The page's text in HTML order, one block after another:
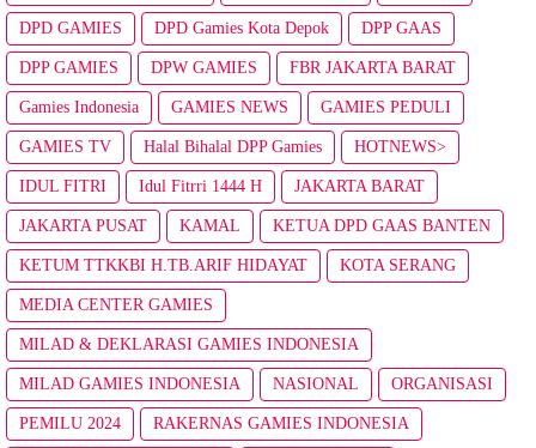
DPD GAMIES DPD Gamies Kota Depok DPP GAAS
DPP GAMIES DPW GAMIES FBR JAKARTA BARAT
Gamies Indonesia GAMIES NEWS GAMIES PEDULI
GAMIES TV Halal Bihalal DPP Gamies HOTNEWS>
IDUL FITRI Idul Fitrri 1444 H JAKARTA BARAT
JAKARTA PUSAT KAMAL KETUA DPD GAAS BANTEN
KETUM TTKKBI H.TB.ARIF HIDAYAT KOTA SERANG
MEDIA CENTER GAMIES
MILAD & DEKLARASI GAMIES INDONESIA
MILAD GAMIES INDONESIA NASIONAL ORGANISASI
PEMILU 2024 RAKERNAS GAMIES INDONESIA